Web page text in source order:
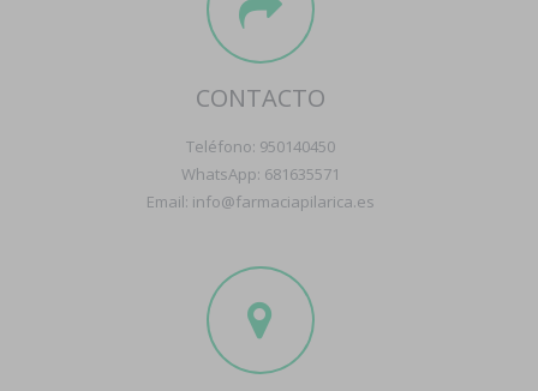
CONTACTO
Teléfono: 950140450
WhatsApp: 681635571
Email: info@farmaciapilarica.es